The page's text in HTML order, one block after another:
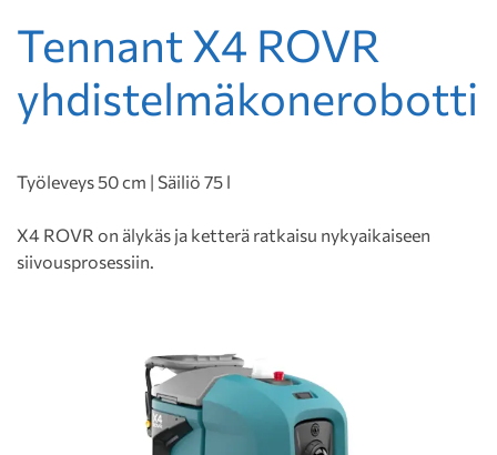
Tennant X4 ROVR
yhdistelmäkonerobotti
Työleveys 50 cm | Säiliö 75 l
X4 ROVR on älykäs ja ketterä ratkaisu nykyaikaiseen
siivousprosessiin.